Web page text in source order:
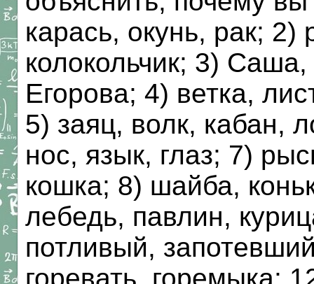
карась, окунь, рак;
колокольчик; 3)
Егорова; 4) ветка,
5) заяц, волк, кабан,
нос, язык, глаз; 7)
кошка; 8) шайба,
лебедь, павлин,
потливый,
горевать, горемыка;